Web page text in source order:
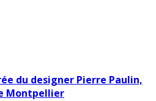
du designer Pierre Paulin,
Montpellier